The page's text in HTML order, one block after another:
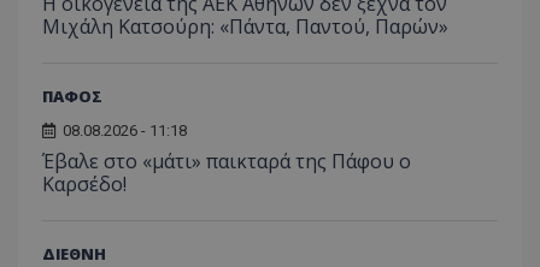
Μιχάλη Κατσούρη: «Πάντα, Παντού, Παρών»
ΠΑΦΟΣ
08.08.2026 - 11:18
Έβαλε στο «μάτι» παικταρά της Πάφου ο
Καρσέδο!
ΔΙΕΘΝΗ